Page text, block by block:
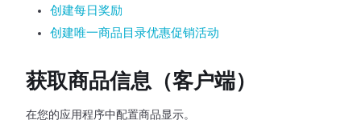
创建每日奖励
创建唯一商品目录优惠促销活动
获取商品信息（客户端）
在您的应用程序中配置商品显示。